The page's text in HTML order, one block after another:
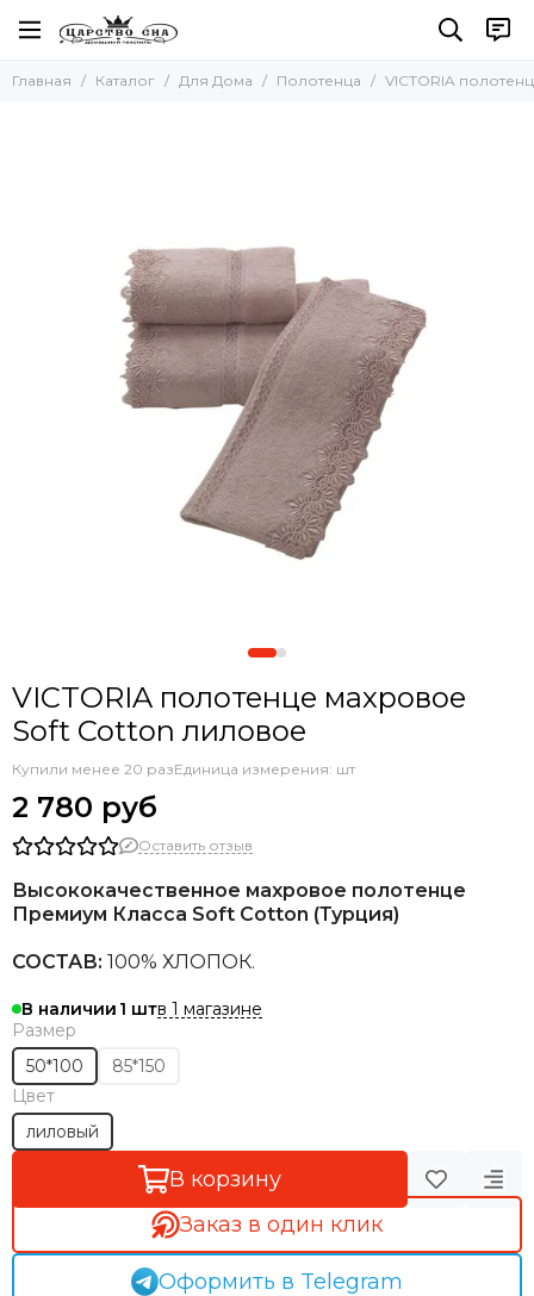
Для Дома
Пляжные полотенца
Новогодние полотенца
Одеяла и Подушки
Главная Каталог Для Дома Полотенца VICTORIA
VICTORIA полотенце махровое
Soft Cotton лиловое
Купили менее 20 разЕдиница измерения: шт
2 780 руб
Оставить отзыв
Высококачественное махровое полотенце
Премиум Класса Soft Cotton (Турция)
СОСТАВ: 100% ХЛОПОК.
В наличии 1
в 1 магазине
Размер
50*100
85*150
Цвет
лиловый
В корзину
Заказ в один клик
Оформить в Telegram